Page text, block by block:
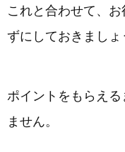
これと合わせて、
ずにしておきましょ
ポイントをもらえ
ません。